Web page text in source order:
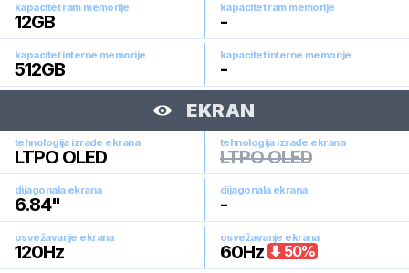
kapacitet ram memorije
12GB
kapacitet ram memorije
-
kapacitet interne memorije
512GB
kapacitet interne memorije
-
EKRAN
tehnologija izrade ekrana
LTPO OLED
tehnologija izrade ekrana
LTPO OLED
dijagonala ekrana
6.84"
dijagonala ekrana
-
osvežavanje ekrana
120Hz
osvežavanje ekrana
60Hz 50%